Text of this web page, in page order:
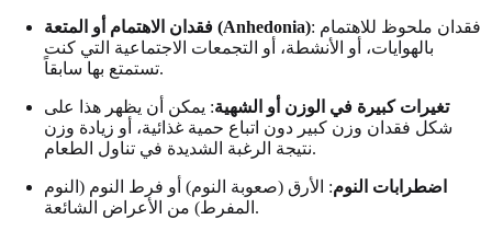
فقدان الاهتمام أو المتعة (Anhedonia): فقدان ملحوظ للاهتمام
بالهوايات، أو الأنشطة، أو التجمعات الاجتماعية التي كنت
تستمتع بها سابقاً.
تغيرات كبيرة في الوزن أو الشهية: يمكن أن يظهر هذا على
شكل فقدان وزن كبير دون اتباع حمية غذائية، أو زيادة وزن
نتيجة الرغبة الشديدة في تناول الطعام.
اضطرابات النوم: الأرق (صعوبة النوم) أو فرط النوم (النوم
المفرط) من الأعراض الشائعة.